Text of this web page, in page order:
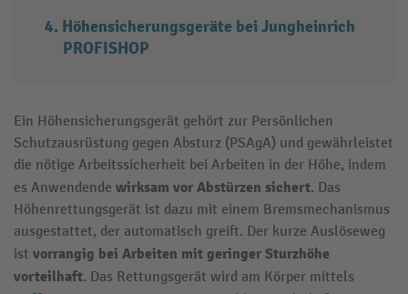
Höhensicherungsgeräte bei Jungheinrich
PROFISHOP
Ein Höhensicherungsgerät gehört zur Persönlichen
Schutzausrüstung gegen Absturz (PSAgA) und gewährleistet
die nötige Arbeitssicherheit bei Arbeiten in der Höhe, indem
es Anwendende wirksam vor Abstürzen sichert. Das
Höhenrettungsgerät ist dazu mit einem Bremsmechanismus
ausgestattet, der automatisch greift. Der kurze Auslöseweg
ist vorrangig bei Arbeiten mit geringer Sturzhöhe
vorteilhaft. Das Rettungsgerät wird am Körper mittels